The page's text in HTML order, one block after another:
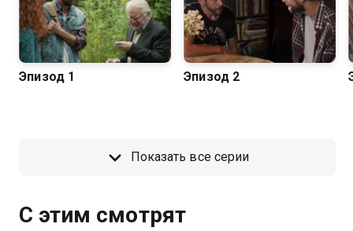
Эпизод 1 Эпизод 2
Показать все серии
С этим смотрят